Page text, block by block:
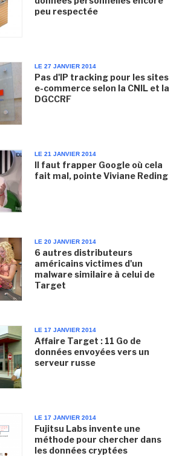
peu respectée
LE 27 JANVIER 2014
Pas d'IP tracking pour les sites
e-commerce selon la CNIL et la
DGCCRF
LE 21 JANVIER 2014
Il faut frapper Google où cela
fait mal, pointe Viviane Reding
LE 20 JANVIER 2014
6 autres distributeurs
américains victimes d'un
malware similaire à celui de
Target
LE 17 JANVIER 2014
Affaire Target : 11 Go de
données envoyées vers un
serveur russe
LE 17 JANVIER 2014
Fujitsu Labs invente une
méthode pour chercher dans
les données cryptées